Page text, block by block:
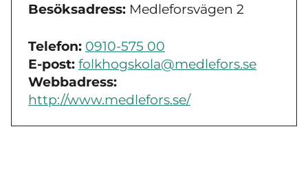
Besöksadress: Medleforsvägen 2
Telefon: 0910-575 00
E-post: folkhogskola@medlefors.se
Webbadress:
http://www.medlefors.se/